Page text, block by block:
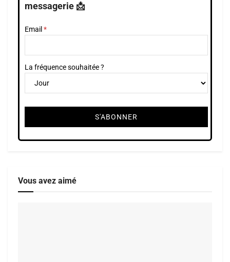
messagerie 📩
Email
La fréquence souhaitée ?
Vous avez aimé